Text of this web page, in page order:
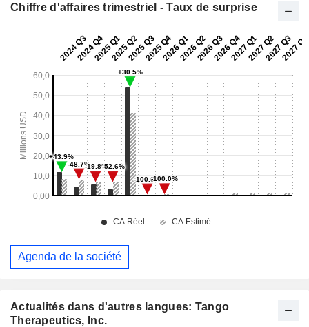
Actualités dans d'autres langues: Tango
Therapeutics, Inc.
Chiffre d'affaires trimestriel - Taux de surprise
Agenda de la société